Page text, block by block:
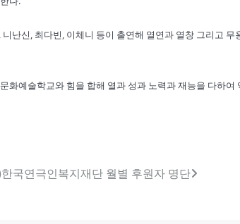
난신, 최다빈, 이체니 등이 출연해 열연과 열창 그리고 무
화예술학교와 힘을 합해 열과 성과 노력과 재능을 다하여
국연극인복지재단 월별 후원자 명단